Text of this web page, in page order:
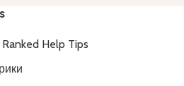
Help Tips